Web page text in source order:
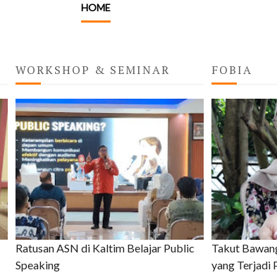
HOME
WORKSHOP & SEMINAR
Ratusan ASN di Kaltim Belajar Public
Speaking
FOBIA
Takut
yang Terjadi